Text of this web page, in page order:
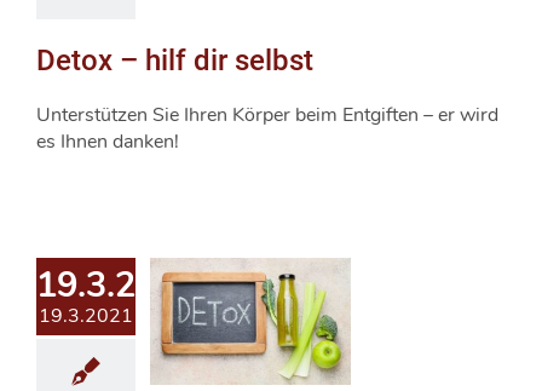
Detox – hilf dir selbst
Unterstützen Sie Ihren Körper beim Entgiften – er wird
es Ihnen danken!
19.3.2021
19.3.2021